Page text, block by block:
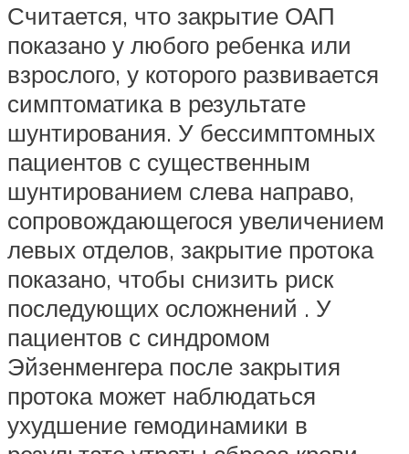
Считается, что закрытие ОАП
показано у любого ребенка или
взрослого, у которого развивается
симптоматика в результате
шунтирования. У бессимптомных
пациентов с существенным
шунтированием слева направо,
сопровождающегося увеличением
левых отделов, закрытие протока
показано, чтобы снизить риск
последующих осложнений . У
пациентов с синдромом
Эйзенменгера после закрытия
протока может наблюдаться
ухудшение гемодинамики в